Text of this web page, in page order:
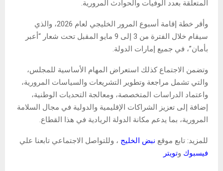
المتعلقة بعدد الوفيات والحوادث المرورية.
وأقر خطة إقامة أسبوع المرور الخليجي لعام 2026، والذي
سيقام خلال الفترة من 3 إلى 9 مايو المقبل تحت شعار “أعبر
بأمان”، في جميع إمارات الدولة.
وتضمن الاجتماع كذلك استعراض المهام الأساسية للمجلس،
والتي تشمل مراجعة وتطوير التشريعات والسياسات المرورية،
واعتماد الدراسات المتخصصة، ومعالجة التحديات الوطنية،
إضافة إلى تعزيز الشراكات الإقليمية والدولية في مجال السلامة
المرورية، بما يدعم مكانة الدولة الريادية في هذا القطاع.
للمزيد: تابع موقع نبض الخليج ، وللتواصل الاجتماعي تابعنا علي
فيسبوك وتويتر